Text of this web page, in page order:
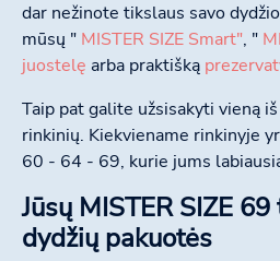
dar nežinote tikslaus savo
mūsų " MISTER SIZE Smart", "
juostelę arba praktišką
Taip pat galite užsisakyti vieną
rinkinių. Kiekviename rinkinyje
60 - 64 - 69, kurie jums
Jūsų MISTER SIZE
dydžių pakuotės